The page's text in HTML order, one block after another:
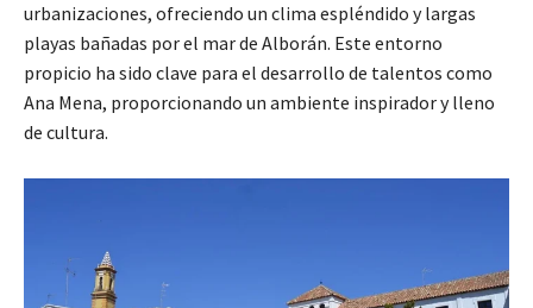
urbanizaciones, ofreciendo un clima espléndido y largas
playas bañadas por el mar de Alborán. Este entorno
propicio ha sido clave para el desarrollo de talentos como
Ana Mena, proporcionando un ambiente inspirador y lleno
de cultura.